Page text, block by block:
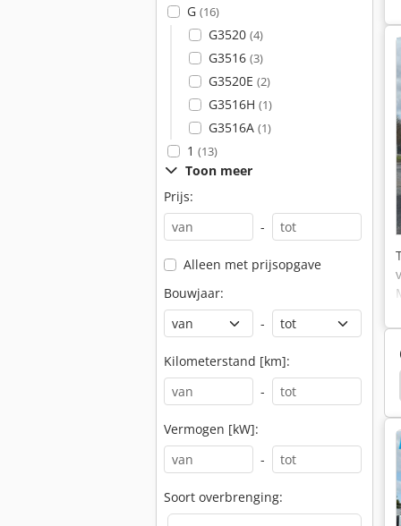
G (16)
G3520 (4)
G3516 (3)
G3520E (2)
G3516H (1)
G3516A (1)
1 (13)
Toon meer
Prijs:
-
Alleen met prijsopgave
Bouwjaar:
-
Kilometerstand [km]:
-
Vermogen [kW]:
-
Soort overbrenging:
Cummins Cummins Dieselmotor